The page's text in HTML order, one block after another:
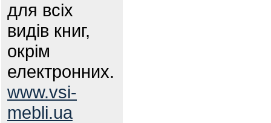
для всіх
видів книг,
окрім
електронних.
www.vsi-
mebli.ua